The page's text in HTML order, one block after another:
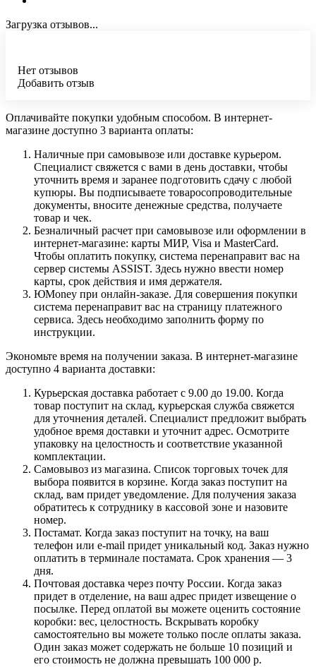
Загрузка отзывов...
Нет отзывов
Добавить отзыв
Оплачивайте покупки удобным способом. В интернет-
магазине доступно 3 варианта оплаты:
Наличные при самовывозе или доставке курьером.
Специалист свяжется с вами в день доставки, чтобы
уточнить время и заранее подготовить сдачу с любой
купюры. Вы подписываете товаросопроводительные
документы, вносите денежные средства, получаете
товар и чек.
Безналичный расчет при самовывозе или оформлении в
интернет-магазине: карты МИР, Visa и MasterCard.
Чтобы оплатить покупку, система перенаправит вас на
сервер системы ASSIST. Здесь нужно ввести номер
карты, срок действия и имя держателя.
ЮMoney при онлайн-заказе. Для совершения покупки
система перенаправит вас на страницу платежного
сервиса. Здесь необходимо заполнить форму по
инструкции.
Экономьте время на получении заказа. В интернет-магазине
доступно 4 варианта доставки:
Курьерская доставка работает с 9.00 до 19.00. Когда
товар поступит на склад, курьерская служба свяжется
для уточнения деталей. Специалист предложит выбрать
удобное время доставки и уточнит адрес. Осмотрите
упаковку на целостность и соответствие указанной
комплектации.
Самовывоз из магазина. Список торговых точек для
выбора появится в корзине. Когда заказ поступит на
склад, вам придет уведомление. Для получения заказа
обратитесь к сотруднику в кассовой зоне и назовите
номер.
Постамат. Когда заказ поступит на точку, на ваш
телефон или e-mail придет уникальный код. Заказ нужно
оплатить в терминале постамата. Срок хранения — 3
дня.
Почтовая доставка через почту России. Когда заказ
придет в отделение, на ваш адрес придет извещение о
посылке. Перед оплатой вы можете оценить состояние
коробки: вес, целостность. Вскрывать коробку
самостоятельно вы можете только после оплаты заказа.
Один заказ может содержать не больше 10 позиций и
его стоимость не должна превышать 100 000 р.